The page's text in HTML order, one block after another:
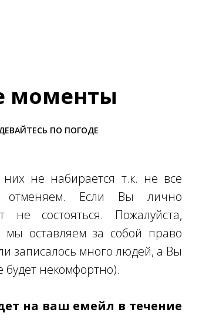
моменты
ПО ПОГОДЕ
не набирается т.к. не все
отменяем. Если Вы лично
не состояться. Пожалуйста,
мы оставляем за собой право
записалось много людей, а Вы
некомфортно).
на ваш емейл в течение